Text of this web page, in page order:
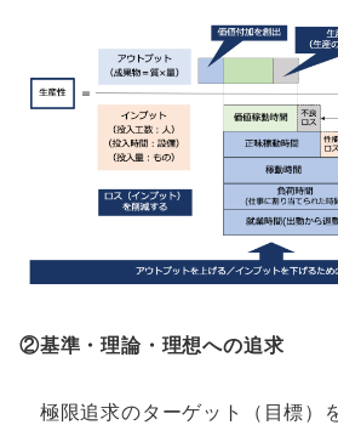
②基準・理論・理想への追求
極限追求のターゲット（目標）